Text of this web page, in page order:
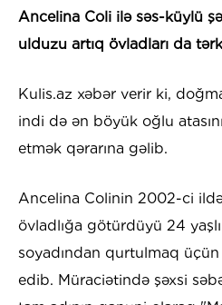
Ancelina Coli ilə səs-küylü
ulduzu artıq övladları da
Kulis.az xəbər verir ki,
indi də ən böyük oğlu
etmək qərarına gəlib.
Ancelina Colinin 2002-ci
övladlığa götürdüyü 24
soyadından qurtulmaq
edib. Müraciətində şəxsi